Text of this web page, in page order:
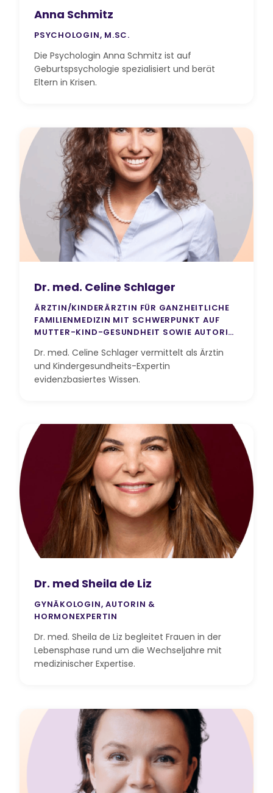
Anna Schmitz
PSYCHOLOGIN, M.SC.
Die Psychologin Anna Schmitz ist auf
Geburtspsychologie spezialisiert und berät
Eltern in Krisen.
Dr. med. Celine Schlager
ÄRZTIN/KINDERÄRZTIN FÜR GANZHEITLICHE
FAMILIENMEDIZIN MIT SCHWERPUNKT AUF
MUTTER-KIND-GESUNDHEIT SOWIE AUTORIN
Dr. med. Celine Schlager vermittelt als Ärztin
und Kindergesundheits-Expertin
evidenzbasiertes Wissen.
Dr. med Sheila de Liz
GYNÄKOLOGIN, AUTORIN &
HORMONEXPERTIN
Dr. med. Sheila de Liz begleitet Frauen in der
Lebensphase rund um die Wechseljahre mit
medizinischer Expertise.